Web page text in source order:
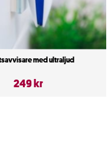
med ultraljud
249 kr